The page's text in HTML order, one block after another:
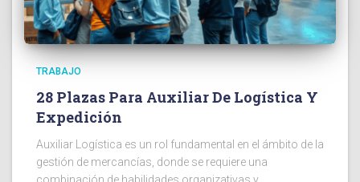
TRABAJO
28 Plazas Para Auxiliar De Logística Y
Expedición
Auxiliar Logística es un rol fundamental en el ámbito de la
gestión de mercancías, donde se requiere una
combinación de habilidades organizativas y